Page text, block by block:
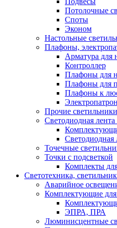
Потолочные
Споты
Эконом
Настольные
Плафоны,
Арматура для
Контроллер
Плафоны для
Плафоны для
Плафоны к
Прочие светильники
Светодиодная
Светодиодная
Точечные
Точки с подсветкой
Комплекты
Светотехника,
Аварийное
Комплектующие для
ЭПРА, ПРА
Люминисцентные